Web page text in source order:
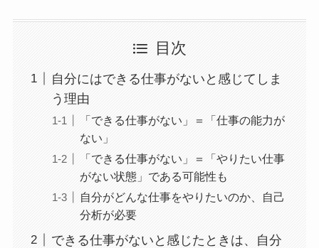
目次
自分にはできる仕事がないと感じてしま
う理由
「できる仕事がない」＝「仕事の能力が
ない」
「できる仕事がない」＝「やりたい仕事
がない状態」である可能性も
自分がどんな仕事をやりたいのか、自己
分析が必要
できる仕事がないと感じたときは、自分